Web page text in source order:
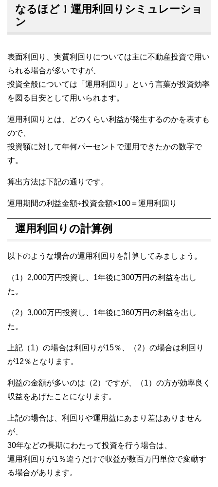
なるほど！運用利回りシミュレーショ
ン
表面利回り、実質利回りについては主に不動産投資で用い
られる場合が多いですが、
投資全般については「運用利回り」という言葉が投資効率
を図る目安として用いられます。
運用利回りとは、どのくらい利益が発生するのかを表すも
ので、
投資額に対して年何パーセントで運用できたかの数字で
す。
算出方法は下記の通りです。
運用期間の利益金額÷投資金額×100＝運用利回り
運用利回りの計算例
以下のような場合の運用利回りを計算してみましょう。
（1）2,000万円投資し、1年後に300万円の利益を出し
た。
（2）3,000万円投資し、1年後に360万円の利益を出し
た。
上記（1）の場合は利回りが15％、（2）の場合は利回り
が12％となります。
利益の金額が多いのは（2）ですが、（1）の方が効率良く
収益をあげたことになります。
上記の場合は、利回りや運用益にあまり差はありません
が、
30年などの長期にわたって投資を行う場合は、
運用利回りが1％違うだけで収益が数百万円単位で変動す
る場合があります。